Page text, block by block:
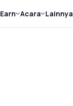
Earn Acara Lainnya